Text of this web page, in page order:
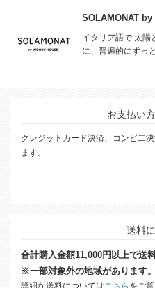
SOLAMONAT
イタリア語で 太陽
に、普遍的にずっと
お支払い
クレジットカード決済、コンビ二
ます。
送料
合計購入金額11,000円以上で送
※一部対象外の地域があります。